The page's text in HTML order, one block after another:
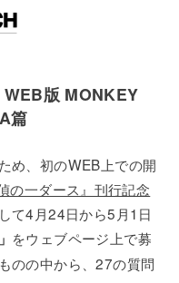
WEB版 MONKEY
篇
め、初のWEB上での開
の一ダース』刊行記念
て4月24日から5月1日
をウェブページ上で募
のの中から、27の質問